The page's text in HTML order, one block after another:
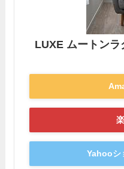
LUXE ムートン
Yahooシ